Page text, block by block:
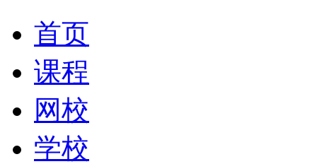
首页
课程
网校
学校